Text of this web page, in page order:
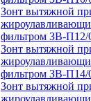
Зонт вытяжной
фильтром ЗВ-П12/
Зонт вытяжной
фильтром ЗВ-П14/
Зонт вытяжной